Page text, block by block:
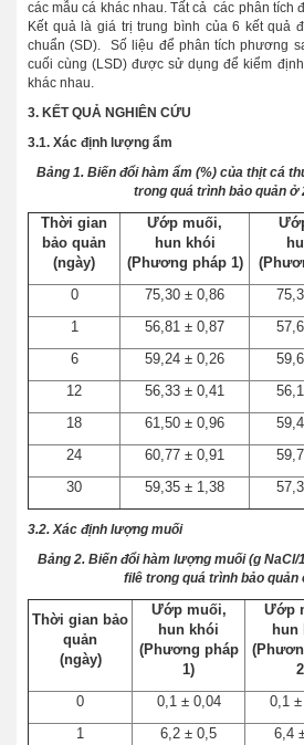
các mẫu cá khác nhau. Tất cả các phân tích
Kết quả là giá trị trung bình của 6 kết quả
chuẩn (SD). Số liệu để phân tích phương
cuối cùng (LSD) được sử dụng để kiểm
khác nhau.
3. KẾT QUẢ NGHIÊN CỨU
3.1. Xác định lượng ẩm
Bảng 1. Biến đổi hàm ẩm (%) của thịt cá
trong quá trình bảo quản ở
Thời gian
bảo quản
(ngày)
Ướp muối,
hun khói
(Phương pháp 1)
0 75,30 ± 0,86
1
56,81 ± 0,87
6
59,24 ± 0,26
12
56,33 ± 0,41
18
61,50 ± 0,96
24
60,77 ± 0,91
30
59,35 ± 1,38
3.2. Xác định lượng muối
Bảng 2. Biến đổi hàm lượng muối (g
filê trong quá trình bảo quản
Thời gian bảo
quản
(ngày)
Ướp muối,
hun khói
(Phương pháp
1)
Ướp
hun
0 0,1 ± 0,04 0,1
1
6,2 ± 0,5 6,4